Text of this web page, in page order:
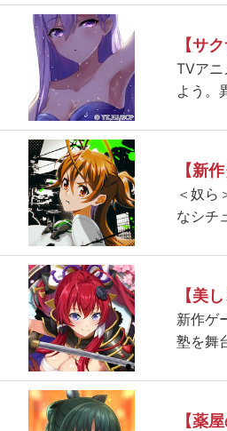
【サ
TVアニ
よう。
【新
＜奴ら
なシチ
【美
新作ゲ
塾を舞
【薬